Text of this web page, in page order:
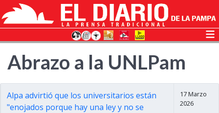
Abrazo a la UNLPam
Alpa advirtió que los universitarios están
"enojados porque hay una ley y no se
17 Marzo
2026